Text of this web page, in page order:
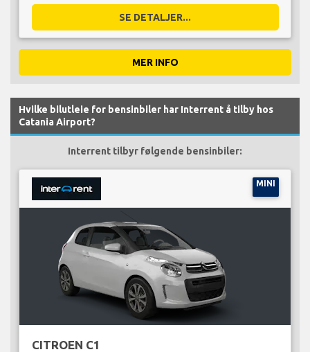
SE DETALJER...
MER INFO
Hvilke bilutleie for bensinbiler har Interrent å tilby hos
Catania Airport?
Interrent tilbyr følgende bensinbiler:
MINI
CITROEN C1